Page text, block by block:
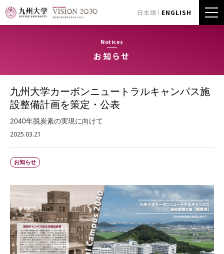
日本語 ENGLISH
Notices
お知らせ
九州大学カーボンニュートラルキャンパス施
設整備計画を策定・公表
2040年脱炭素の実現に向けて
2025.03.21
お知らせ